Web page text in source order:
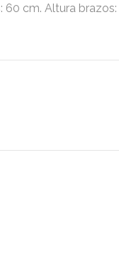
cm. Altura